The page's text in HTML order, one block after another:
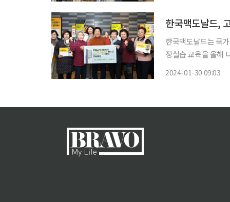
한국맥도날드,
한국맥도날드는 국
장실습 교육을 올해 더욱 확대한다고
2024-01-30 09:03